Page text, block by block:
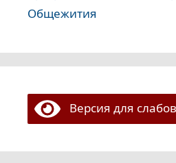
Общежития
Версия для